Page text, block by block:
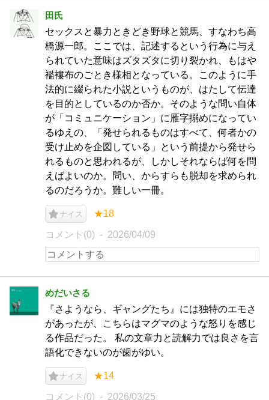
田氏
セックスと暴力ときどき野球と競馬、すなわち高
橋源一郎。ここでは、記述するという行為に与え
られていた意味はズタズタに切り裂かれ、もはや
襤褸布のごとき様相となっている。このように手
法的に綴られた小説というものが、はたして伝達
を目的としているのか否か。そのような問い自体
が「コミュニケーション」に雁字搦めになってい
るゆえの、「発せられるものはすべて、何者かの
受け止めを企図している」という前提から発せら
れるものと思われるが、しかしそれならば何を問
えばよいのか。問い、からすらも脱却を求められ
るのだろうか。難しい一冊。
ナイス ★18
コメント(0) 2026/04/09
めだいさる
『さようなら、ギャングたち』には独特のエモさ
があったが、こちらはマグマのような怒りを感じ
る作品だった。 私の文章力と読解力では良さを言
語化できないのが歯がゆい。
ナイス ★14
コメント(0) 2026/03/25